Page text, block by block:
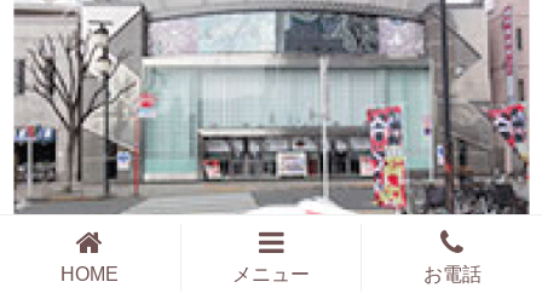
HOME メニュー お電話